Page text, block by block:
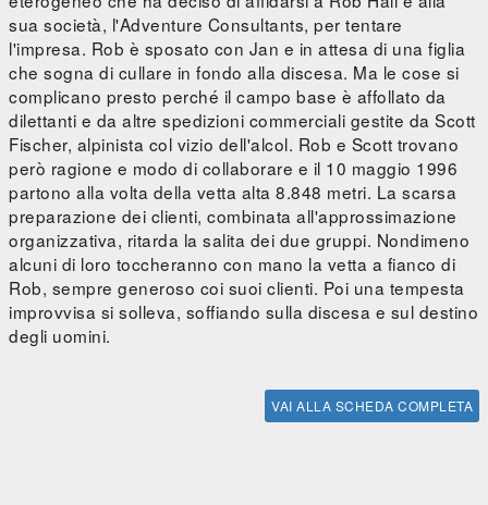
sua società, l'Adventure Consultants, per tentare
l'impresa. Rob è sposato con Jan e in attesa di una figlia
che sogna di cullare in fondo alla discesa. Ma le cose si
complicano presto perché il campo base è affollato da
dilettanti e da altre spedizioni commerciali gestite da Scott
Fischer, alpinista col vizio dell'alcol. Rob e Scott trovano
però ragione e modo di collaborare e il 10 maggio 1996
partono alla volta della vetta alta 8.848 metri. La scarsa
preparazione dei clienti, combinata all'approssimazione
organizzativa, ritarda la salita dei due gruppi. Nondimeno
alcuni di loro toccheranno con mano la vetta a fianco di
Rob, sempre generoso coi suoi clienti. Poi una tempesta
improvvisa si solleva, soffiando sulla discesa e sul destino
degli uomini.
VAI ALLA SCHEDA COMPLETA